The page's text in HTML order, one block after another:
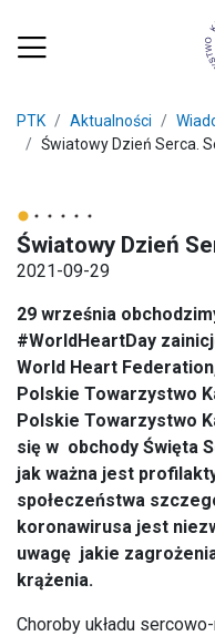
PTK Aktualności
Światowy Dzień Serca.
Światowy Dzień
2021-09-29
29 września
#WorldHeartDay
World Heart
Polskie Towarzystwo
Polskie Towarzystwo
się w obchody Święta
jak ważna jest
społeczeństwa
koronawirusa jest
uwagę jakie
krążenia.
Choroby układu